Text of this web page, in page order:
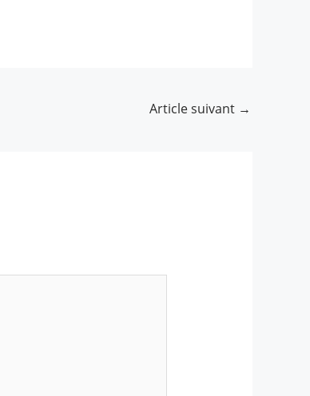
Article suivant →